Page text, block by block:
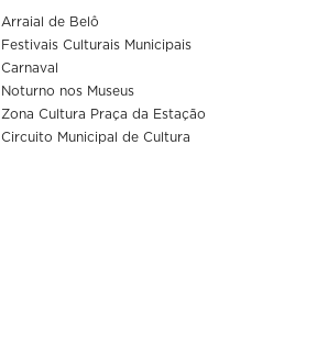
Arraial de Belô
Festivais Culturais Municipais
Carnaval
Noturno nos Museus
Zona Cultura Praça da Estação
Circuito Municipal de Cultura